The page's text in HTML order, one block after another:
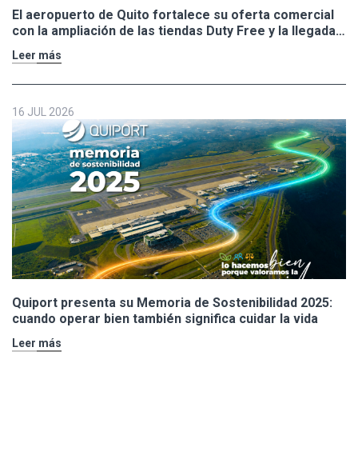
El aeropuerto de Quito fortalece su oferta comercial
con la ampliación de las tiendas Duty Free y la llegada
Leer más
16 JUL 2026
Quiport presenta su Memoria de Sostenibilidad 2025:
cuando operar bien también significa cuidar la vida
Leer más